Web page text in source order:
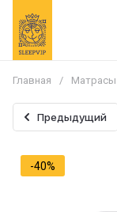
Главная / Матрасы
Предыдущий
-40%